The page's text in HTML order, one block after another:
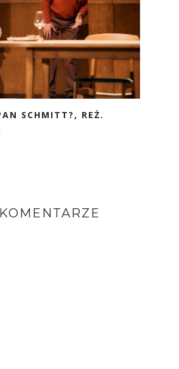
SCHMITT?, REŻ.